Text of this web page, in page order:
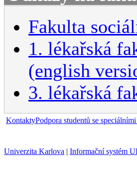
Fakulta
1. lékařská
(english
3. lékařská
KontaktyPodpora studentů se
Univerzita Karlova | Informační systém